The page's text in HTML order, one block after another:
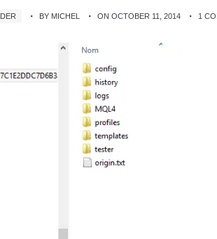
BY MICHEL ON OCTOBER 11, 2014 1